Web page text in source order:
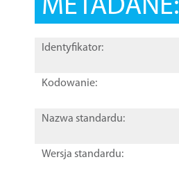
METADANE:
Identyfikator:
Kodowanie:
Nazwa standardu:
Wersja standardu: